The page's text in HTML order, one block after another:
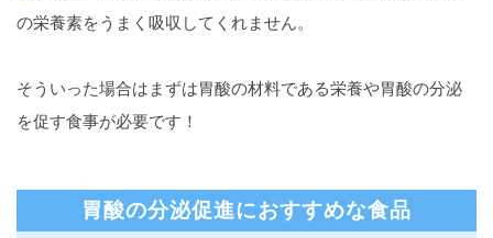
の栄養素をうまく吸収してくれません。
そういった場合はまずは胃酸の材料である栄養や胃酸の分泌
を促す食事が必要です！
胃酸の分泌促進におすすめな食品